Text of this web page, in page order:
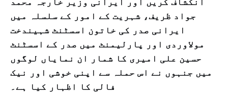
جواد ظریف، شہریت کے امور کے سلسلہ میں
ایرانی صدر کی خاتون اسسٹنٹ شہیندخت
مولاوردی اور پارلیمنٹ میں صدر کے اسسٹنٹ
حسین علی امیری کا شمار ان نمایاں لوگوں
میں جنہوں نے اس حملہ سے اپنی خوشی اور نیک
فالی کا اظہار کیا ہے۔